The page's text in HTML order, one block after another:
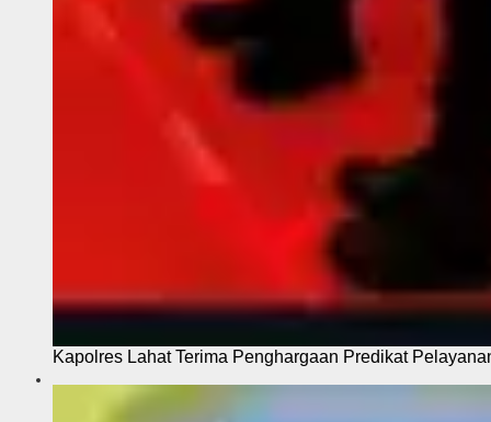
Kapolres Lahat Terima Penghargaan Predikat